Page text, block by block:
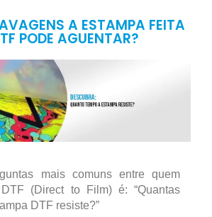
A ESTAMPA FEITA
PODE AGUENTAR?
mais comuns entre quem
(Direct to Film) é: “Quantas
DTF resiste?”